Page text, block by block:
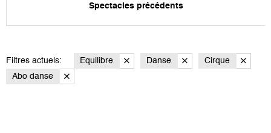
Spectacles précédents
Filtres actuels: Equilibre Danse
Cirque
Abo danse